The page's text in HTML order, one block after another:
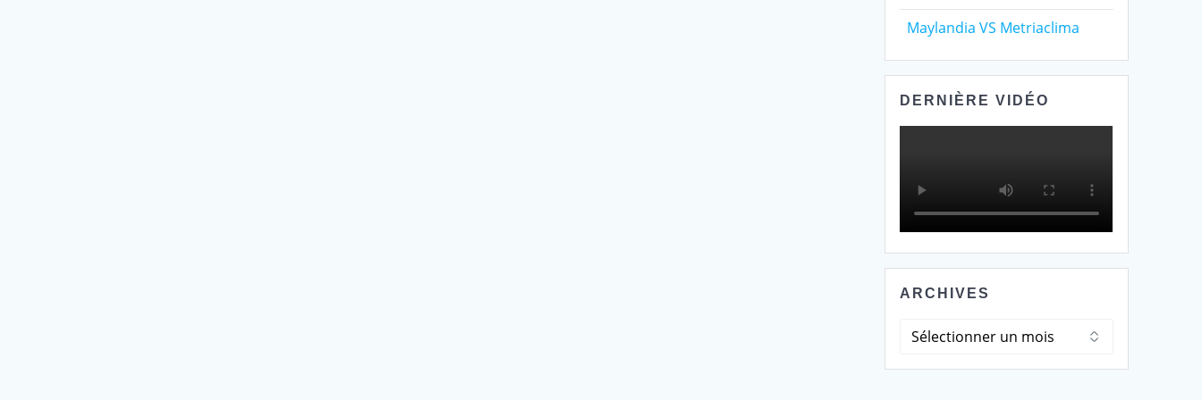
Maylandia VS Metriaclima
DERNIÈRE VIDÉO
ARCHIVES
Archives